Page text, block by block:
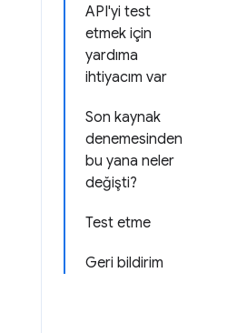
API'yi test
etmek için
yardıma
ihtiyacım var
Son kaynak
denemesinden
bu yana neler
değişti?
Test etme
Geri bildirim